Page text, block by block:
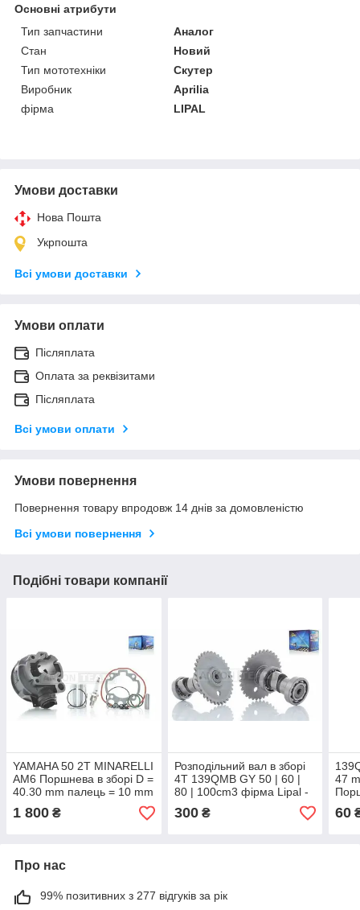
Основні атрибути
Тип запчастини
Аналог
Стан
Новий
Тип мототехніки
Скутер
Виробник
Aprilia
фірма
LIPAL
Умови доставки
Нова Пошта
Укрпошта
Всі умови доставки
Умови оплати
Післяплата
Оплата за реквізитами
Післяплата
Всі умови оплати
Умови повернення
Повернення товару впродовж 14 днів за домовленістю
Всі умови повернення
Подібні товари компанії
YAMAHA 50 2T MINARELLI
AM6 Поршнева в зборі D =
40.30 mm палець = 10 mm
фірма LIPAL — Японія під
оригінал
1 800 ₴
Розподільний вал в зборі
4T 139QMB GY 50 | 60 |
80 | 100cm3 фірма Lipal -
Японія під оригінал
300₴
47
60
Про нас
99% позитивних з 277 відгуків за рік